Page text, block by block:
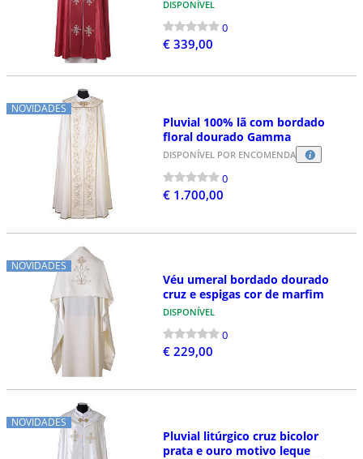
DISPONÍVEL
0
€ 339,00
NOVIDADES
Pluvial 100% lã com bordado
floral dourado Gamma
DISPONÍVEL POR ENCOMENDA
0
€ 1.700,00
NOVIDADES
Véu umeral bordado dourado
cruz e espigas cor de marfim
DISPONÍVEL
0
€ 229,00
NOVIDADES
Pluvial litúrgico cruz bicolor
prata e ouro motivo leque